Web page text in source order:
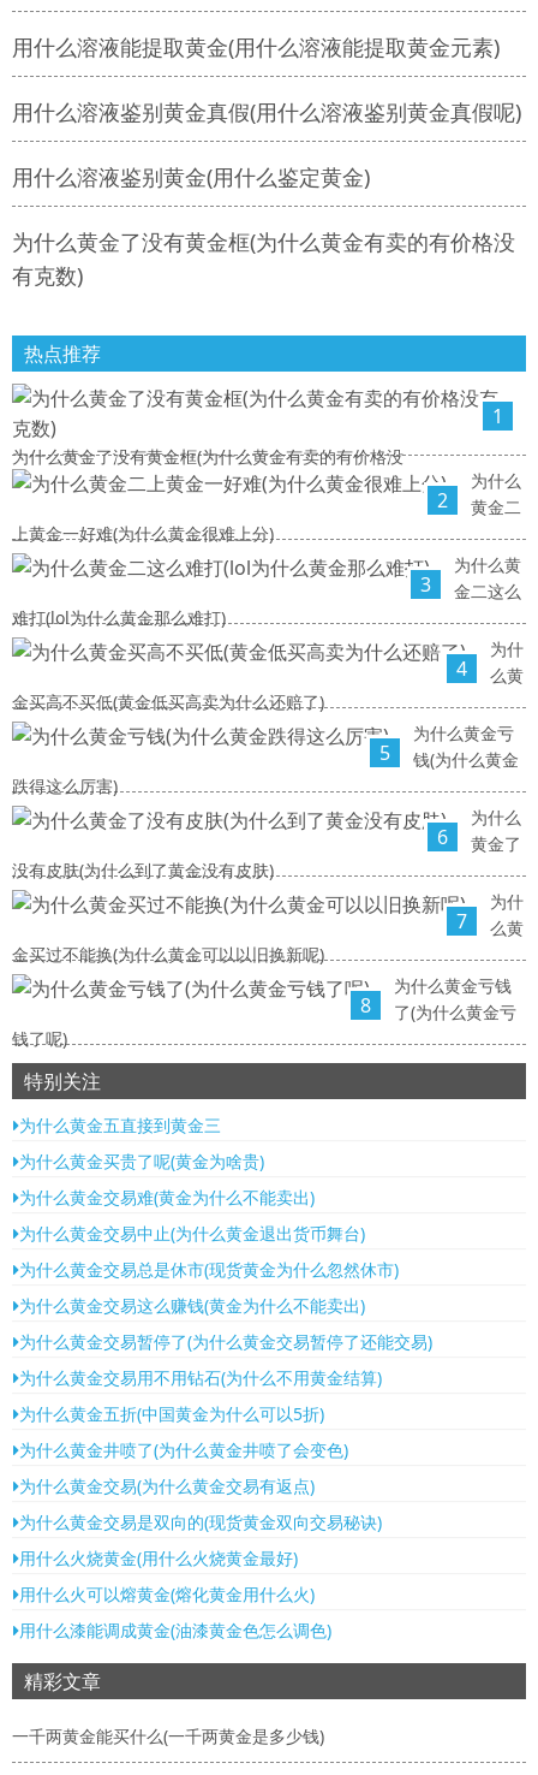
用什么溶液能提取黄金(用什么溶液能提取黄金元素)
用什么溶液鉴别黄金真假(用什么溶液鉴别黄金真假呢)
用什么溶液鉴别黄金(用什么鉴定黄金)
为什么黄金了没有黄金框(为什么黄金有卖的有价格没
有克数)
热点推荐
1
为什么黄金了没有黄金框(为什么黄金有卖的有价格没
2
为什么
黄金二
上黄金一好难(为什么黄金很难上分)
3
为什么黄
金二这么
难打(lol为什么黄金那么难打)
4
为什
么黄
金买高不买低(黄金低买高卖为什么还赔了)
5
为什么黄金亏
钱(为什么黄金
跌得这么厉害)
6
为什么
黄金了
没有皮肤(为什么到了黄金没有皮肤)
7
为什
么黄
金买过不能换(为什么黄金可以以旧换新呢)
8
为什么黄金亏钱
了(为什么黄金亏
钱了呢)
特别关注
为什么黄金五直接到黄金三
为什么黄金买贵了呢(黄金为啥贵)
为什么黄金交易难(黄金为什么不能卖出)
为什么黄金交易中止(为什么黄金退出货币舞台)
为什么黄金交易总是休市(现货黄金为什么忽然休市)
为什么黄金交易这么赚钱(黄金为什么不能卖出)
为什么黄金交易暂停了(为什么黄金交易暂停了还能交易)
为什么黄金交易用不用钻石(为什么不用黄金结算)
为什么黄金五折(中国黄金为什么可以5折)
为什么黄金井喷了(为什么黄金井喷了会变色)
为什么黄金交易(为什么黄金交易有返点)
为什么黄金交易是双向的(现货黄金双向交易秘诀)
用什么火烧黄金(用什么火烧黄金最好)
用什么火可以熔黄金(熔化黄金用什么火)
用什么漆能调成黄金(油漆黄金色怎么调色)
精彩文章
一千两黄金能买什么(一千两黄金是多少钱)